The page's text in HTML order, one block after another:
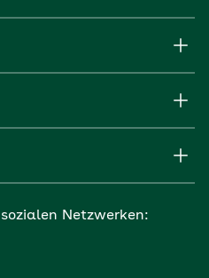
Netzwerken: